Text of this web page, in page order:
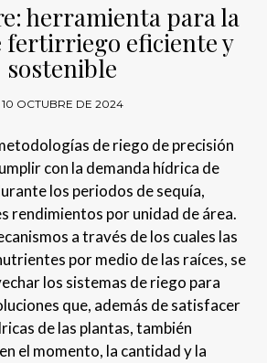
herramienta para la
fertirriego eficiente y
sostenible
10 OCTUBRE DE 2024
de riego de precisión
con la demanda hídrica de
los periodos de sequía,
rendimientos por unidad de área.
a través de los cuales las
por medio de las raíces, se
los sistemas de riego para
que, además de satisfacer
de las plantas, también
el momento, la cantidad y la